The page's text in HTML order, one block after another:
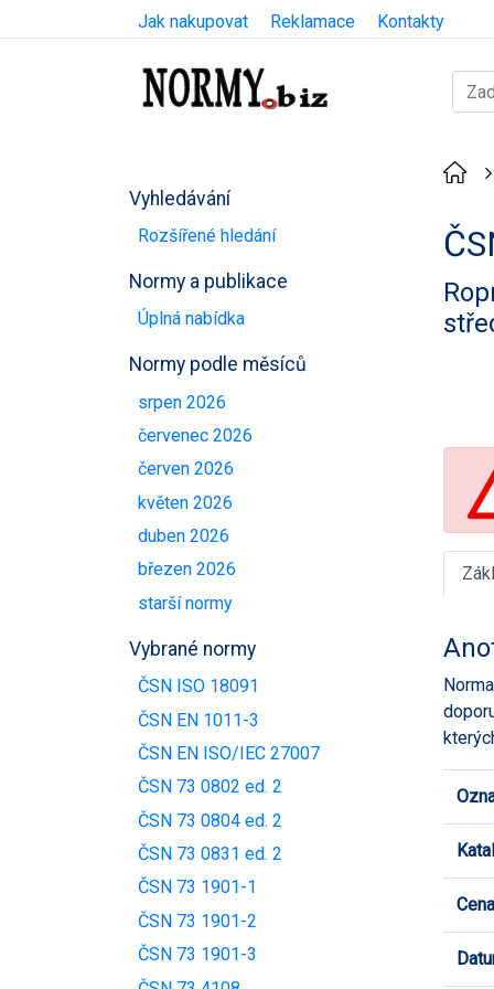
Jak nakupovat Reklamace Kontakty
Vyhledávání
Rozšířené hledání
Normy a publikace
Úplná nabídka
Normy podle měsíců
srpen 2026
červenec 2026
červen 2026
květen 2026
duben 2026
březen 2026
starší normy
Vybrané normy
ČSN ISO 18091
ČSN EN 1011-3
ČSN EN ISO/IEC 27007
ČSN 73 0802 ed. 2
ČSN 73 0804 ed. 2
ČSN 73 0831 ed. 2
ČSN 73 1901-1
ČSN 73 1901-2
ČSN 73 1901-3
Cena